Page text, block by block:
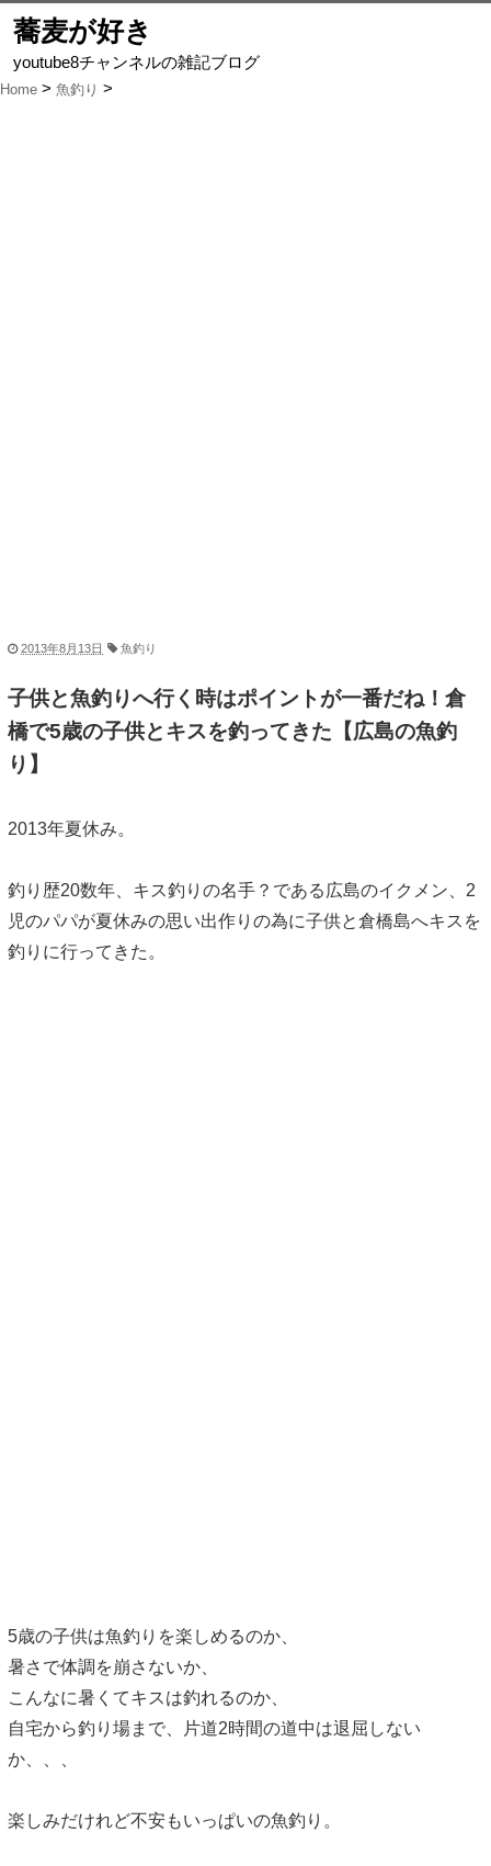
蕎麦が好き
youtube8チャンネルの雑記ブログ
Home 魚釣り
2013年8月13日 魚釣り
子供と魚釣りへ行く時はポイントが一番だね！倉
橋で5歳の子供とキスを釣ってきた【広島の魚釣
り】
2013年夏休み。
釣り歴20数年、キス釣りの名手？である広島のイクメン、2
児のパパが夏休みの思い出作りの為に子供と倉橋島へキスを
釣りに行ってきた。
5歳の子供は魚釣りを楽しめるのか、
暑さで体調を崩さないか、
こんなに暑くてキスは釣れるのか、
自宅から釣り場まで、片道2時間の道中は退屈しない
か、、、
楽しみだけれど不安もいっぱいの魚釣り。